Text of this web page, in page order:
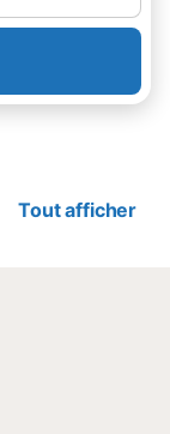
Tout afficher